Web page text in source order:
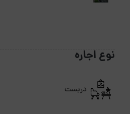
نوع اجاره
دربست